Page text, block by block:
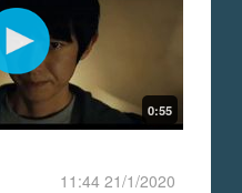
0:55
11:44 21/1/2020